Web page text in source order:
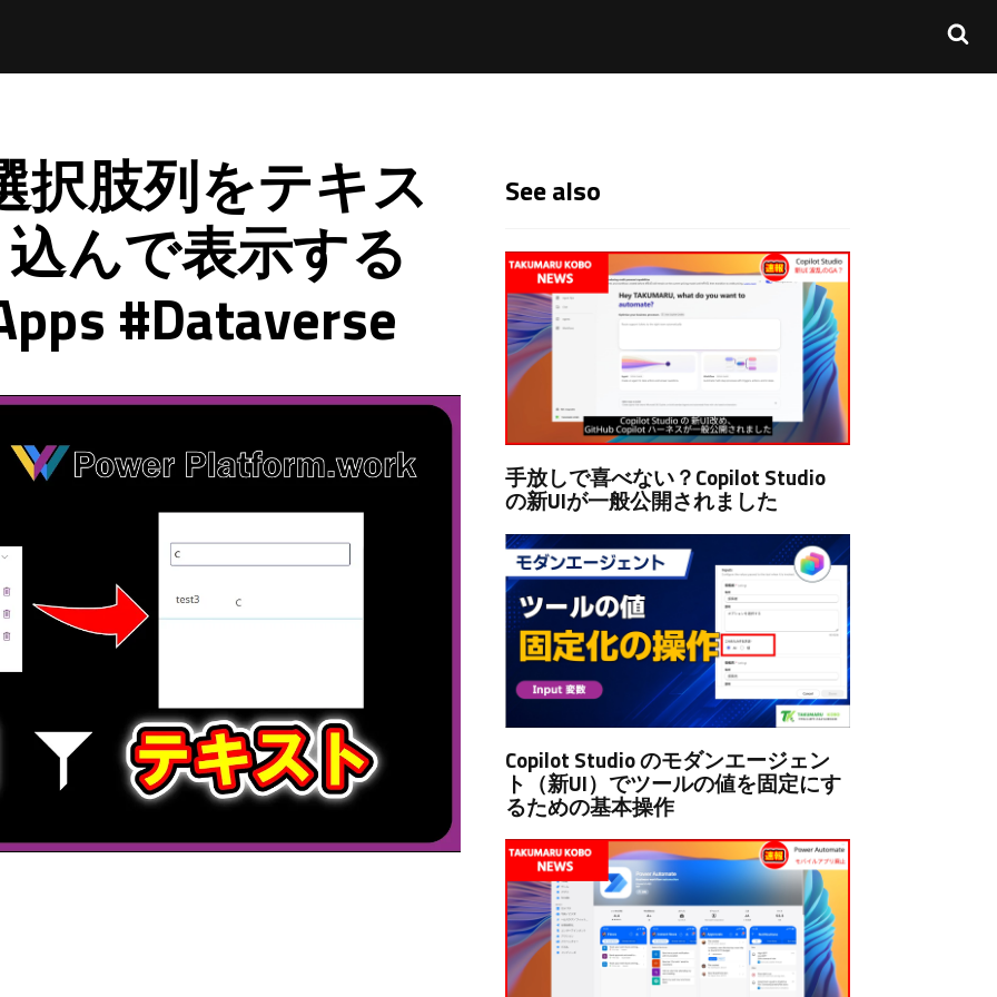
択肢列をテキス
んで表示する
#Dataverse
See also
手放しで喜べない？Copilot Studio
の新UIが一般公開されました
Copilot Studio のモダンエージェン
ト（新UI）でツールの値を固定にす
るための基本操作